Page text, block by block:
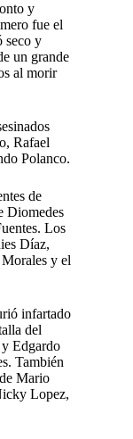
y
fue el
seco y
un grande
al morir
Rafael
Polanco.
de
Diomedes
Los
Díaz,
y el
infartado
del
Edgardo
También
Mario
Lopez,